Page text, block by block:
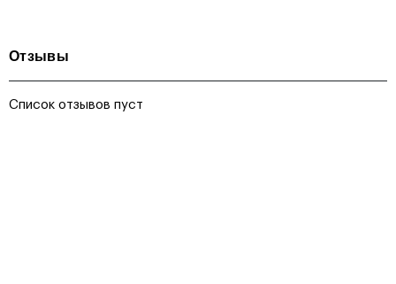
Отзывы
Список отзывов пуст